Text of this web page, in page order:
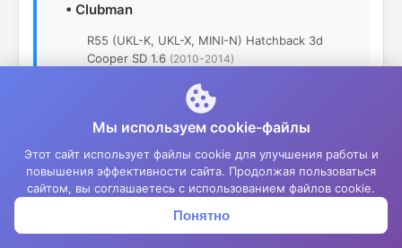
Войти
• Clubman
R55 (UKL-K, UKL-X, MINI-N) Hatchback 3d
Cooper SD 1.6 (2010-2014)
Z30 Hatchback 3d 1.1 MPI (2008-2013)
Z30 Hatchback 3d 1.3 MPI(2008-2013)
Z30 Hatchback 3d 1.1 MPI
Мы используем cookie-файлы
Этот сайт использует файлы cookie для улучшения работы и
повышения эффективности сайта. Продолжая пользоваться
сайтом, вы соглашаетесь с использованием файлов cookie.
Понятно